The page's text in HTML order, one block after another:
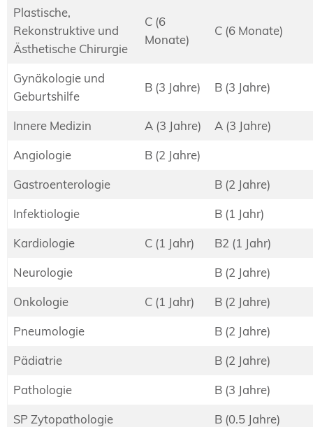
Plastische,
Rekonstruktive und
Ästhetische Chirurgie
C (6
Monate)
C (6 Monate)
Gynäkologie und
Geburtshilfe
B (3 Jahre) B (3 Jahre)
Innere Medizin A (3 Jahre)
A (3 Jahre)
Angiologie
B (2 Jahre)
Gastroenterologie
B (2 Jahre)
Infektiologie
B (1 Jahr)
Kardiologie
C (1 Jahr)
B2 (1 Jahr)
Neurologie
B (2 Jahre)
Onkologie
C (1 Jahr)
B (2 Jahre)
Pneumologie
B (2 Jahre)
Pädiatrie
B (2 Jahre)
Pathologie
B (3 Jahre)
SP Zytopathologie
B (0.5 Jahre)